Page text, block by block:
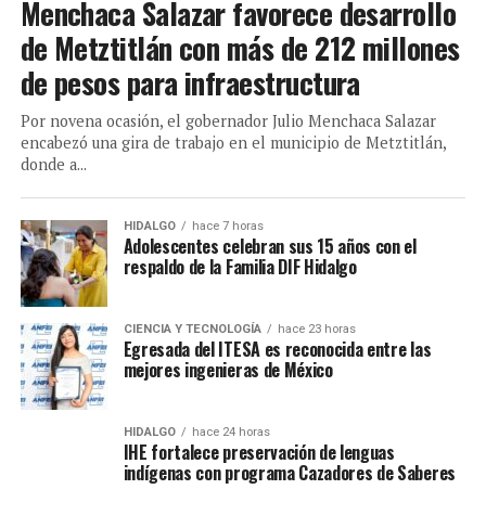
Menchaca Salazar favorece desarrollo
de Metztitlán con más de 212 millones
de pesos para infraestructura
Por novena ocasión, el gobernador Julio Menchaca Salazar
encabezó una gira de trabajo en el municipio de Metztitlán,
donde a...
HIDALGO hace 7 horas
Adolescentes celebran sus 15 años con el
respaldo de la Familia DIF Hidalgo
CIENCIA Y TECNOLOGÍA hace 23 horas
Egresada del ITESA es reconocida entre las
mejores ingenieras de México
HIDALGO hace 24 horas
IHE fortalece preservación de lenguas
indígenas con programa Cazadores de Saberes